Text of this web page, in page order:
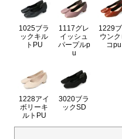
1025ブラ
ックキル
トPU
1117グレ
イッシュ
パープルp
u
1229
ウンク
コpu
1228アイ
ボリーキ
ルトPU
3020ブラ
ックSD